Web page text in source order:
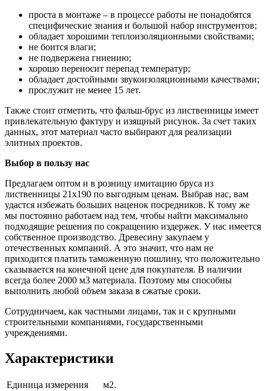
проста в монтаже – в процессе работы не понадобятся
специфические знания и большой набор инструментов;
обладает хорошими теплоизоляционными свойствами;
не боится влаги;
не подвержена гниению;
хорошо переносит перепад температур;
обладает достойными звукоизоляционными качествами;
прослужит не менее 15 лет.
Также стоит отметить, что фальш-брус из лиственницы имеет
привлекательную фактуру и изящный рисунок. За счет таких
данных, этот материал часто выбирают для реализации
элитных проектов.
Выбор в пользу нас
Предлагаем оптом и в розницу имитацию бруса из
лиственницы 21х190 по выгодным ценам. Выбрав нас, вам
удастся избежать больших наценок посредников. К тому же
мы постоянно работаем над тем, чтобы найти максимально
подходящие решения по сокращению издержек. У нас имеется
собственное производство. Древесину закупаем у
отечественных компаний. А это значит, что нам не
приходится платить таможенную пошлину, что положительно
сказывается на конечной цене для покупателя. В наличии
всегда более 2000 м3 материала. Поэтому мы способны
выполнить любой объем заказа в сжатые сроки.
Сотрудничаем, как частными лицами, так и с крупными
строительными компаниями, государственными
учреждениями.
Характеристики
Единица измерения
м2.